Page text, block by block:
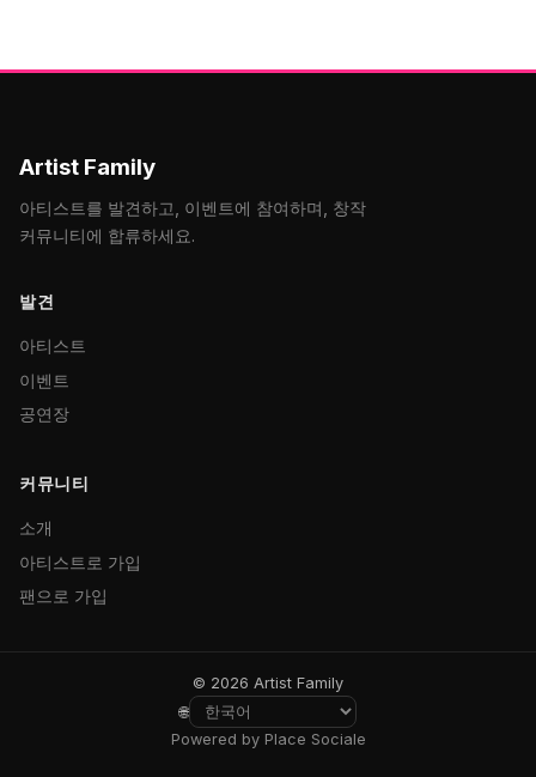
Artist Family
아티스트를 발견하고, 이벤트에 참여하며, 창작
커뮤니티에 합류하세요.
발견
아티스트
이벤트
공연장
커뮤니티
소개
아티스트로 가입
팬으로 가입
© 2026 Artist Family
🌐
Powered by Place Sociale